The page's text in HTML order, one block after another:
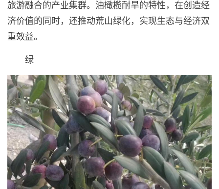
旅游融合的产业集群。油橄榄耐旱的特性，在创造经
济价值的同时，还推动荒山绿化，实现生态与经济双
重效益。
绿